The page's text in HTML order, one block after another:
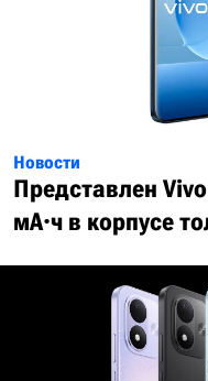
Новости
Представлен
мА·ч в корпусе